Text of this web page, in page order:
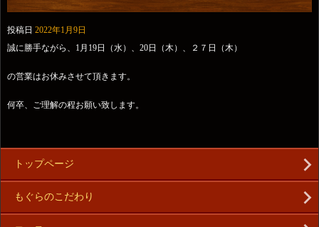
投稿日 2022年1月9日
誠に勝手ながら、1月19日（水）、20日（木）、２７日（木）
の営業はお休みさせて頂きます。
何卒、ご理解の程お願い致します。
トップページ
もぐらのこだわり